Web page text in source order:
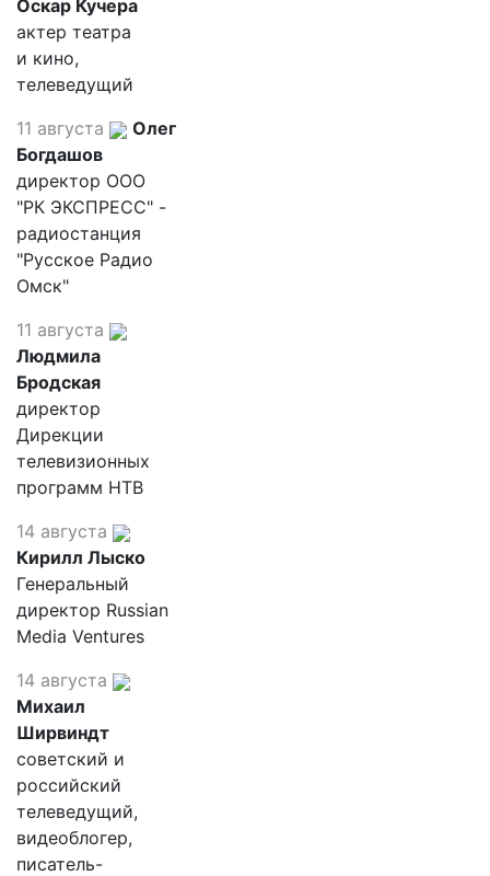
Оскар Кучера
актер театра
и кино,
телеведущий
11 августа
Олег
Богдашов
директор ООО
"РК ЭКСПРЕСС" -
радиостанция
"Русское Радио
Омск"
11 августа
Людмила
Бродская
директор
Дирекции
телевизионных
программ НТВ
14 августа
Кирилл Лыско
Генеральный
директор Russian
Media Ventures
14 августа
Михаил
Ширвиндт
советский и
российский
телеведущий,
видеоблогер,
писатель-